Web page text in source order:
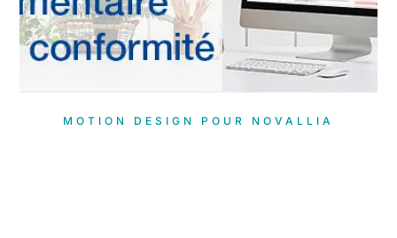
MOTION DESIGN POUR NOVALLIA